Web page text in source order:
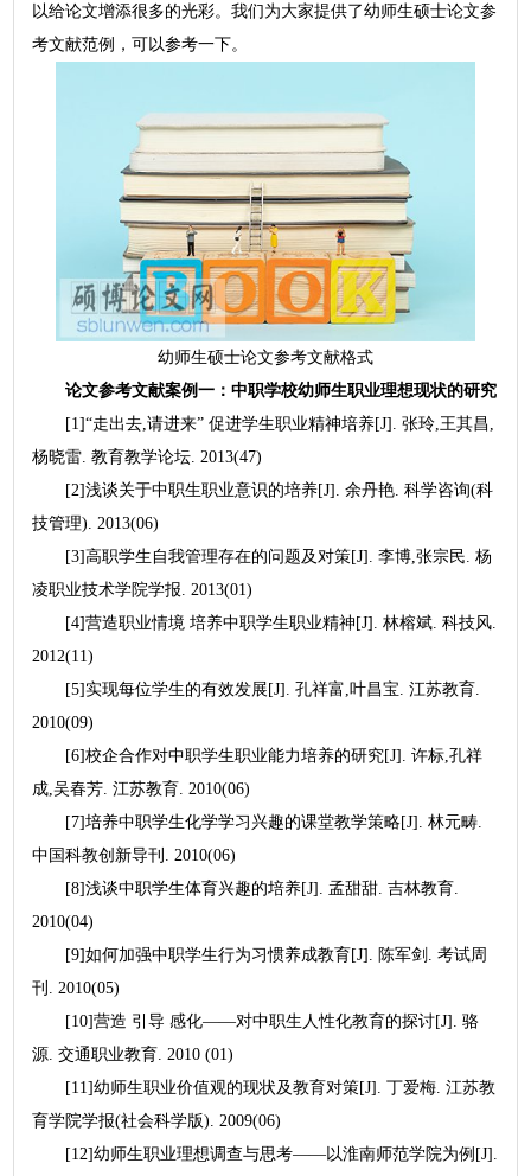
以给论文增添很多的光彩。我们为大家提供了幼师生硕士论文参
考文献范例，可以参考一下。
幼师生硕士论文参考文献格式
论文参考文献案例一：中职学校幼师生职业理想现状的研究
[1]“走出去,请进来” 促进学生职业精神培养[J]. 张玲,王其昌,
杨晓雷. 教育教学论坛. 2013(47)
[2]浅谈关于中职生职业意识的培养[J]. 余丹艳. 科学咨询(科
技管理). 2013(06)
[3]高职学生自我管理存在的问题及对策[J]. 李博,张宗民. 杨
凌职业技术学院学报. 2013(01)
[4]营造职业情境 培养中职学生职业精神[J]. 林榕斌. 科技风.
2012(11)
[5]实现每位学生的有效发展[J]. 孔祥富,叶昌宝. 江苏教育.
2010(09)
[6]校企合作对中职学生职业能力培养的研究[J]. 许标,孔祥
成,吴春芳. 江苏教育. 2010(06)
[7]培养中职学生化学学习兴趣的课堂教学策略[J]. 林元畴.
中国科教创新导刊. 2010(06)
[8]浅谈中职学生体育兴趣的培养[J]. 孟甜甜. 吉林教育.
2010(04)
[9]如何加强中职学生行为习惯养成教育[J]. 陈军剑. 考试周
刊. 2010(05)
[10]营造 引导 感化——对中职生人性化教育的探讨[J]. 骆
源. 交通职业教育. 2010 (01)
[11]幼师生职业价值观的现状及教育对策[J]. 丁爱梅. 江苏教
育学院学报(社会科学版). 2009(06)
[12]幼师生职业理想调查与思考——以淮南师范学院为例[J].